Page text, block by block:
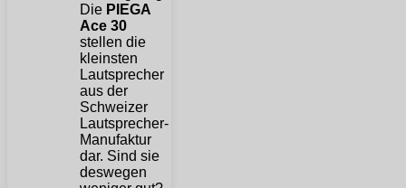
Die PIEGA
Ace 30
stellen die
kleinsten
Lautsprecher
aus der
Schweizer
Lautsprecher-
Manufaktur
dar. Sind sie
deswegen